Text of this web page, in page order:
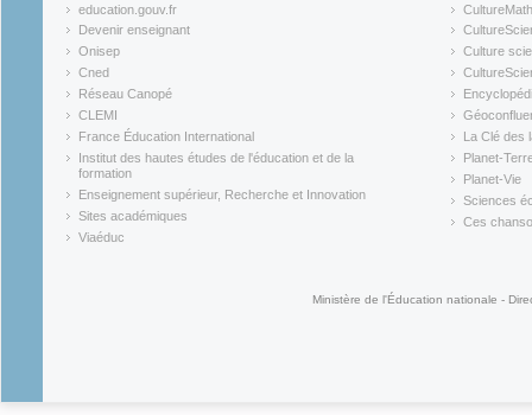
education.gouv.fr
(link is external)
Devenir enseignant
(link is external)
Onisep
(link is external)
Cned
(link is external)
Réseau Canopé
(link is external)
CLEMI
(link is external)
France Éducation International
(link is external)
Institut des hautes études de l'éducation et de la
formation
(link is external)
Enseignement supérieur, Recherche et Innovation
(link is external)
Sites académiques
(link is external)
Viaéduc
CultureMath
(link is
(link is
Culture
(link is
(link is
(link is
La Clé des
(link is
Planet-
(link is
Planet-Vie
(link is
Sciences
(link is
Ces
Ministère de l'Éducation nationale -